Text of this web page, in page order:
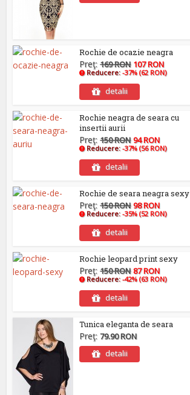
Rochie de ocazie neagra
Preţ:169 RON 107 RON
Reducere:-37% (62 RON)
detalii
Rochie neagra de seara cu
insertii aurii
Preţ:150 RON 94 RON
Reducere:-37% (56 RON)
detalii
Rochie de seara neagra sexy
Preţ:150 RON 98 RON
Reducere:-35% (52 RON)
detalii
Rochie leopard print sexy
Preţ:150 RON 87 RON
Reducere:-42% (63 RON)
detalii
Tunica eleganta de seara
Preţ:79.90 RON
detalii